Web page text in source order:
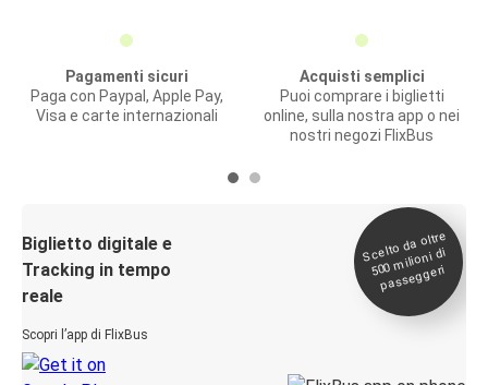
Pagamenti sicuri
Paga con Paypal, Apple Pay,
Visa e carte internazionali
Acquisti semplici
Puoi comprare i biglietti
online, sulla nostra app o nei
nostri negozi FlixBus
Biglietto digitale e
Tracking in tempo
reale
Scopri l’app di FlixBus
Scelto da oltre
500
milioni di
passeggeri